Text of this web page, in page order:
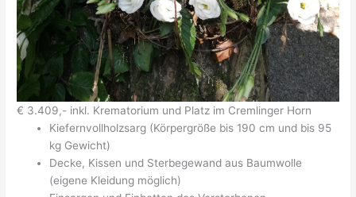
€ 3.409,- inkl. Krematorium und Platz im Cremlinger Horn
Kiefernvollholzsarg (Körpergröße bis 190 cm und bis 95
kg Gewicht)
Decke, Kissen und Sterbegewand aus Baumwolle
(eigene Kleidung möglich)